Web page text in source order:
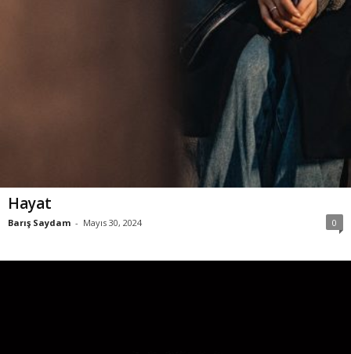
Hayat
Barış Saydam - Mayıs 30, 2024 0